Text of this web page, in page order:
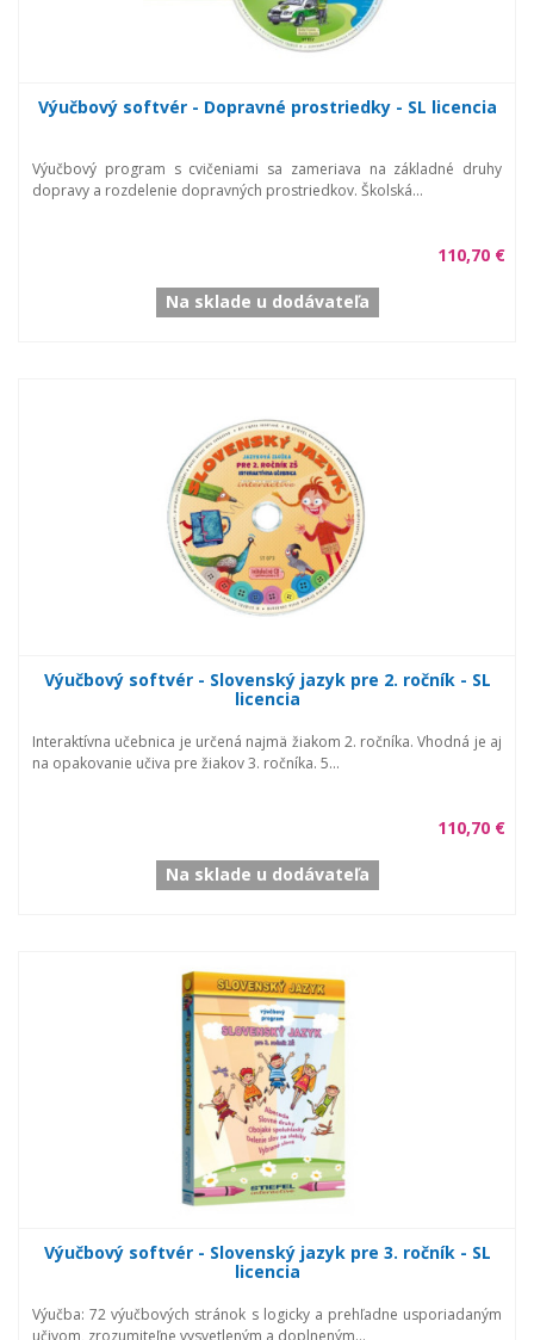
Výučbový softvér - Dopravné prostriedky - SL licencia
Výučbový program s cvičeniami sa zameriava na základné druhy
dopravy a rozdelenie dopravných prostriedkov. Školská...
110,70 €
Na sklade u dodávateľa
Výučbový softvér - Slovenský jazyk pre 2. ročník - SL
licencia
Interaktívna učebnica je určená najmä žiakom 2. ročníka. Vhodná je aj
na opakovanie učiva pre žiakov 3. ročníka. 5...
110,70 €
Na sklade u dodávateľa
Výučbový softvér - Slovenský jazyk pre 3. ročník - SL
licencia
Výučba: 72 výučbových stránok s logicky a prehľadne usporiadaným
učivom, zrozumiteľne vysvetleným a doplneným...